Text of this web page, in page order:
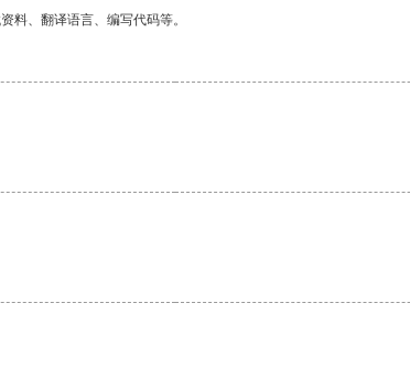
料、翻译语言、编写代码等。